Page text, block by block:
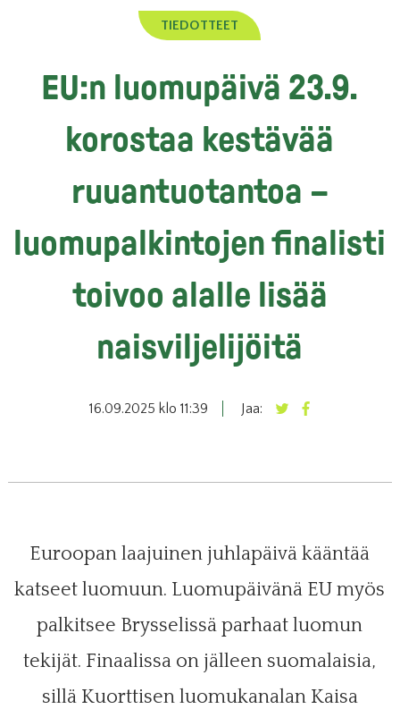
TIEDOTTEET
EU:n luomupäivä 23.9.
korostaa kestävää
ruuantuotantoa –
luomupalkintojen finalisti
toivoo alalle lisää
naisviljelijöitä
16.09.2025 klo 11:39 Jaa:
Euroopan laajuinen juhlapäivä kääntää
katseet luomuun. Luomupäivänä EU myös
palkitsee Brysselissä parhaat luomun
tekijät. Finaalissa on jälleen suomalaisia,
sillä Kuorttisen luomukanalan Kaisa